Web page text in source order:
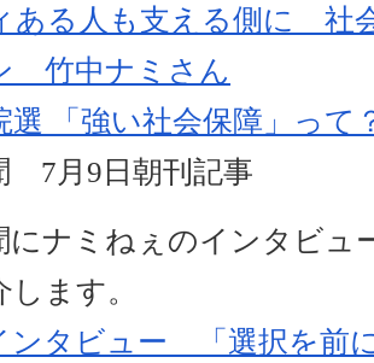
ある人も支える側に 社
竹中ナミさん
選 「強い社会保障」って
7月9日朝刊記事
にナミねぇのインタビュ
ます。
ンタビュー 「選択を前